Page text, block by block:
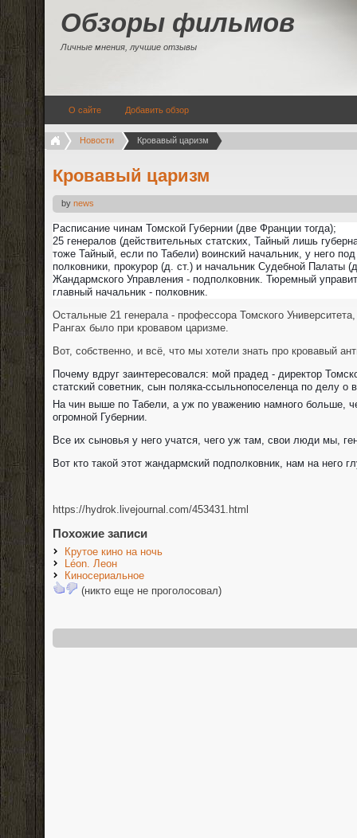
Обзоры фильмов
Личные мнения, лучшие отзывы
О сайте Добавить обзор
Новости Кровавый царизм
Кровавый царизм
by news
Расписание чинам Томской Губернии (две Франции тогда);
25 генералов (действительных статских, Тайный лишь
тоже Тайный, если по Табели) воинский начальник, у него
полковники, прокурор (д. ст.) и начальник Судебной Палаты
Жандармского Управления - подполковник. Тюремный
главный начальник - полковник.
Остальные 21 генерала - профессора Томского
Рангах было при кровавом царизме.
Вот, собственно, и всё, что мы хотели знать про кровавый
Почему вдруг заинтересовался: мой прадед - директор
статский советник, сын поляка-ссыльнопоселенца по делу о
На чин выше по Табели, а уж по уважению намного больше,
огромной Губернии.
Все их сыновья у него учатся, чего уж там, свои люди мы,
Вот кто такой этот жандармский подполковник, нам на него
https://hydrok.livejournal.com/453431.html
Похожие записи
Крутое кино на ночь
Léon. Леон
Киносериальное
(никто еще не проголосовал)